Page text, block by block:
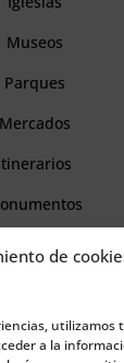
de
utilizamos
a la
Museos
Parques
Mercados